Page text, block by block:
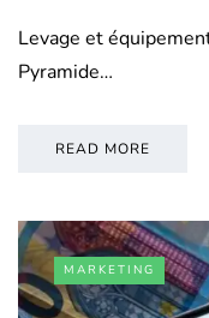
Levage et
Pyramide…
READ MORE
MARKETING